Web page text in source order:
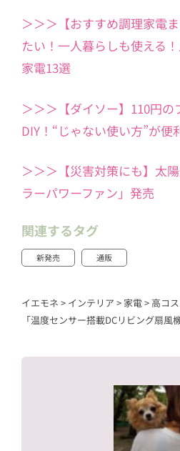
＞＞＞【おすすめ調理家電
たい！一人暮らしも使える
家電13選
＞＞＞【ダイソー】110円
DIY！“じゃない使い方”が便
＞＞＞【災害対策にも】太
ラーパワーファン」発売
関連するタグ
新発売 通販
イエモネ > インテリア > 家電> 高コ
「温度センサー搭載DCリビング扇風